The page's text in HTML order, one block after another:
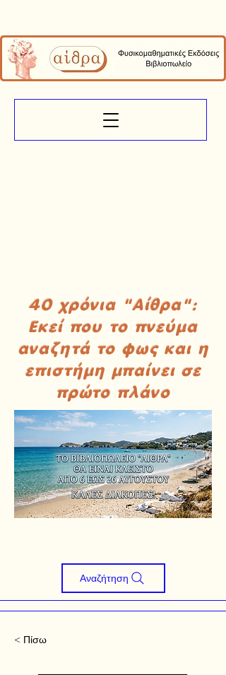
40 χρόνια "Αίθρα":
Εκεί που το πνεύμα
αναζητά το φως και η
επιστήμη μπαίνει σε
πρώτο πλάνο
Αναζήτηση
< Πίσω